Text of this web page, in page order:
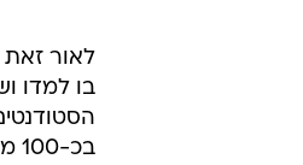
לאור
בכ-100 מיליון שקל.